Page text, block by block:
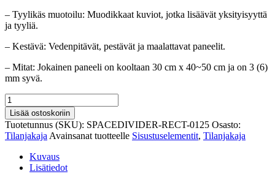
– Tyylikäs muotoilu: Muodikkaat kuviot, jotka lisäävät yksityisyyttä
ja tyyliä.
– Kestävä: Vedenpitävät, pestävät ja maalattavat paneelit.
– Mitat: Jokainen paneeli on kooltaan 30 cm x 40~50 cm ja on 3 (6)
mm syvä.
Luksus-
tilanjakaja
kauneushoitolaan
määrä
Lisää ostoskoriin
Tuotetunnus (SKU): SPACEDIVIDER-RECT-0125 Osasto:
Tilanjakaja Avainsanat tuotteelle Sisustuselementit, Tilanjakaja
Kuvaus
Lisätiedot